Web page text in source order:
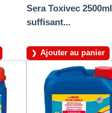
Sera Toxivec 2500ml
suffisant...
Ajouter au panier